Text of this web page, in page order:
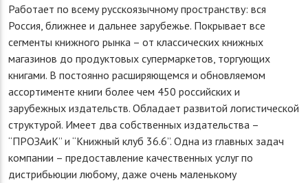
Работает по всему русскоязычному пространству: вся
Россия, ближнее и дальнее зарубежье. Покрывает все
сегменты книжного рынка – от классических книжных
магазинов до продуктовых супермаркетов, торгующих
книгами. В постоянно расширяющемся и обновляемом
ассортименте книги более чем 450 российских и
зарубежных издательств. Обладает развитой логистической
структурой. Имеет два собственных издательства –
“ПРОЗАиК” и “Книжный клуб 36.6”. Одна из главных задач
компании – предоставление качественных услуг по
дистрибьюции любому, даже очень маленькому